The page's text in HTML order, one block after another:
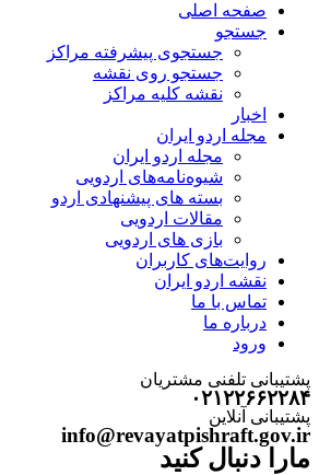
صفحه اصلی
جستجو
جستجوی پیشرفته مراکز
جستجو روی نقشه
نقشه کلیه مراکز
اخبار
مجله اردو ایران
مجله اردو ایران
شیوه‌نامه‌های اردویی
بسته های پیشنهادی اردو
مقالات اردویی
بازی های اردویی
روایت‌های کاربران
نقشه اردو ایران
تماس با ما
درباره ما
ورود
پشتیبانی تلفنی مشتریان
۰۲۱۲۲۶۶۲۲۸۴
پشتیبانی آنلاین
info@revayatpishraft.gov.ir
مارا دنبال کنید